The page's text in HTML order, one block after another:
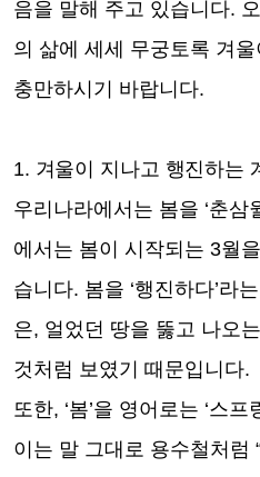
음을 말해 주고 있습니다.
의 삶에 세세 무궁토록 겨
충만하시기 바랍니다.
1. 겨울이 지나고 행진하는
우리나라에서는 봄을 ‘춘삼
에서는 봄이 시작되는 3월을
습니다. 봄을 ‘행진하다’라
은, 얼었던 땅을 뚫고 나오
것처럼 보였기 때문입니다.
또한, ‘봄’을 영어로는 ‘스프
이는 말 그대로 용수철처럼